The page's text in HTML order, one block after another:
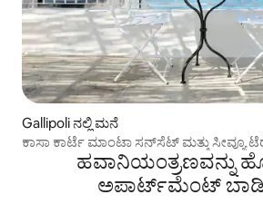
Gallipoli ನಲ್ಲಿ ಮನೆ
ಕಾಸಾ ಕಾರ್ಟೆ ಮಾಂಟಾ ಸನ್‌ಸೆಟ್ ಮತ್ತು ಸೀವ್ಯೂ
ಹವಾನಿಯಂತ್ರಣವನ್ನು
ಅಪಾರ್ಟ್‌ಮೆಂಟ್‌